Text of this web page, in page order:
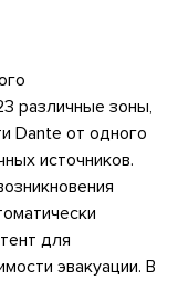
различные зоны,
Dante от одного
источников.
для
эвакуации. В